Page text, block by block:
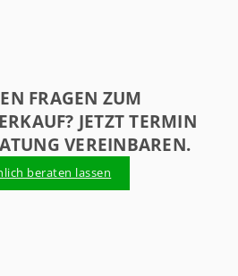
FRAGEN ZUM
JETZT TERMIN
VEREINBAREN.
beraten lassen